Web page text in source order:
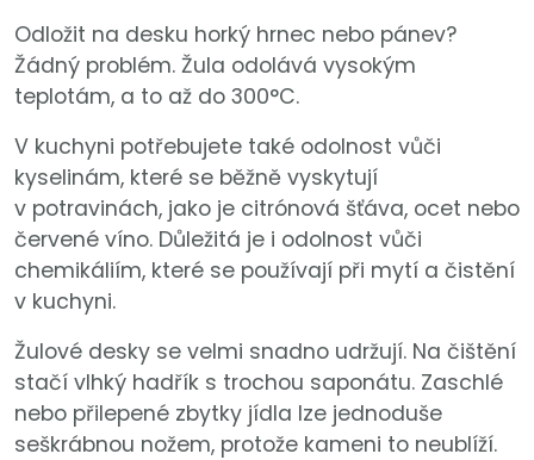
Odložit na desku horký hrnec nebo pánev?
Žádný problém. Žula odolává vysokým
teplotám, a to až do 300°C.
V kuchyni potřebujete také odolnost vůči
kyselinám, které se běžně vyskytují
v potravinách, jako je citrónová šťáva, ocet nebo
červené víno. Důležitá je i odolnost vůči
chemikáliím, které se používají při mytí a čistění
v kuchyni.
Žulové desky se velmi snadno udržují. Na čištění
stačí vlhký hadřík s trochou saponátu. Zaschlé
nebo přilepené zbytky jídla lze jednoduše
seškrábnou nožem, protože kameni to neublíží.